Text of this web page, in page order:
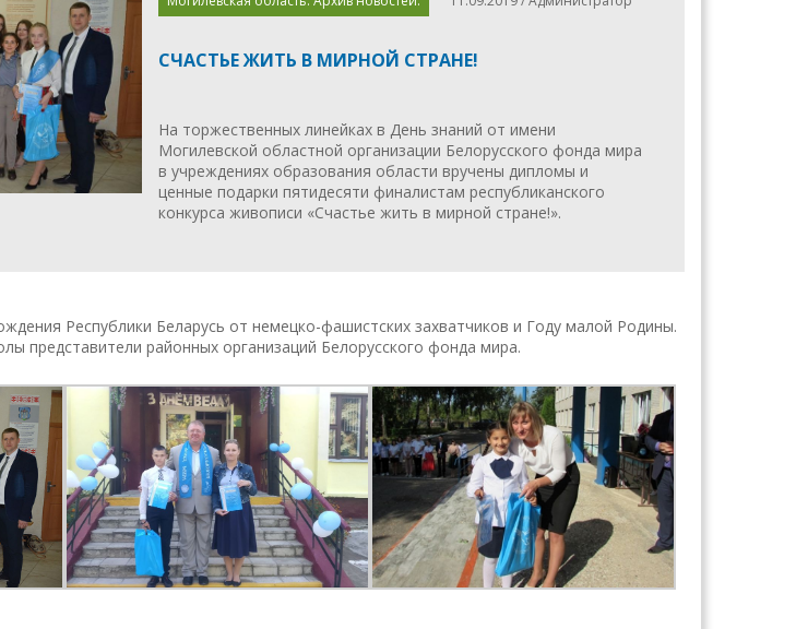
СЧАСТЬЕ ЖИТЬ В МИРНОЙ СТРАНЕ!
На торжественных линейках в День знаний от имени
Могилевской областной организации Белорусского фонда мира
в учреждениях образования области вручены дипломы и
ценные подарки пятидесяти финалистам республиканского
конкурса живописи «Счастье жить в мирной стране!».
Республики Беларусь от немецко-фашистских захватчиков и Году малой Родины.
представители районных организаций Белорусского фонда мира.